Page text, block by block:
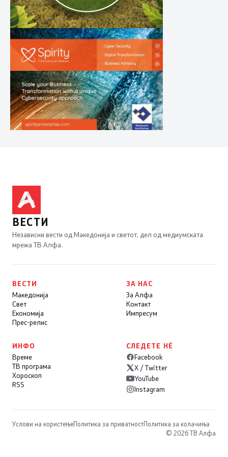
ВЕСТИ
Независни вести од Македонија и светот, дел од медиумската
мрежа ТВ Алфа.
ВЕСТИ
Македонија
Свет
Економија
Прес-релис
ЗА НАС
За Алфа
Контакт
Импресум
ИНФО
Време
ТВ програма
Хороскоп
RSS
СЛЕДЕТЕ НÉ
Facebook
X / Twitter
YouTube
Instagram
Услови на користењеПолитика за приватностПолитика за колачиња
© 2026 ТВ Алфа